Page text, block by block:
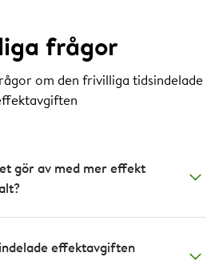
frågor
om den frivilliga tidsindelade
gör av med mer effekt
effektavgiften